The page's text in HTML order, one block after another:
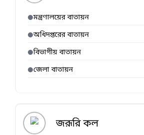
মন্ত্রণালয়ের বাতায়ন
অধিদপ্তরের বাতায়ন
বিভাগীয় বাতায়ন
জেলা বাতায়ন
জরূরি কল